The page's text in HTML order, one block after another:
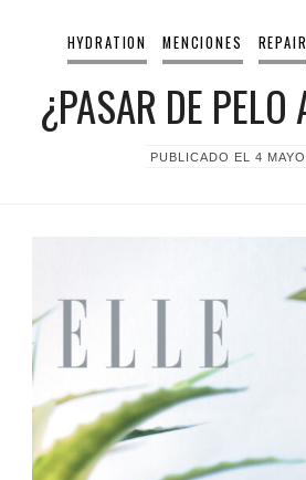
HYDRATION MENCIONES REPAIR
¿PASAR DE PELO
PUBLICADO EL 4